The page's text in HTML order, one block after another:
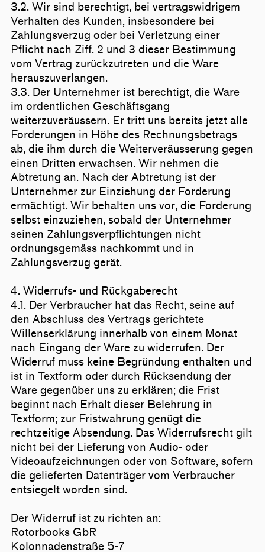
3.2. Wir sind berechtigt, bei vertragswidrigem
Verhalten des Kunden, insbesondere bei
Zahlungsverzug oder bei Verletzung einer
Pflicht nach Ziff. 2 und 3 dieser Bestimmung
vom Vertrag zurückzutreten und die Ware
herauszuverlangen.
3.3. Der Unternehmer ist berechtigt, die Ware
im ordentlichen Geschäftsgang
weiterzuveräussern. Er tritt uns bereits jetzt alle
Forderungen in Höhe des Rechnungsbetrags
ab, die ihm durch die Weiterveräusserung gegen
einen Dritten erwachsen. Wir nehmen die
Abtretung an. Nach der Abtretung ist der
Unternehmer zur Einziehung der Forderung
ermächtigt. Wir behalten uns vor, die Forderung
selbst einzuziehen, sobald der Unternehmer
seinen Zahlungsverpflichtungen nicht
ordnungsgemäss nachkommt und in
Zahlungsverzug gerät.
4. Widerrufs- und Rückgaberecht
4.1. Der Verbraucher hat das Recht, seine auf
den Abschluss des Vertrags gerichtete
Willenserklärung innerhalb von einem Monat
nach Eingang der Ware zu widerrufen. Der
Widerruf muss keine Begründung enthalten und
ist in Textform oder durch Rücksendung der
Ware gegenüber uns zu erklären; die Frist
beginnt nach Erhalt dieser Belehrung in
Textform; zur Fristwahrung genügt die
rechtzeitige Absendung. Das Widerrufsrecht gilt
nicht bei der Lieferung von Audio- oder
Videoaufzeichnungen oder von Software, sofern
die gelieferten Datenträger vom Verbraucher
entsiegelt worden sind.
Der Widerruf ist zu richten an:
Rotorbooks GbR
Kolonnadenstraße 5-7